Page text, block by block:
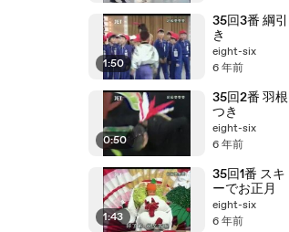
1:50
35回3番 綱引
き
eight-six
6 年前
0:50
35回2番 羽根
つき
eight-six
6 年前
1:43
35回1番 スキ
ーでお正月
eight-six
6 年前